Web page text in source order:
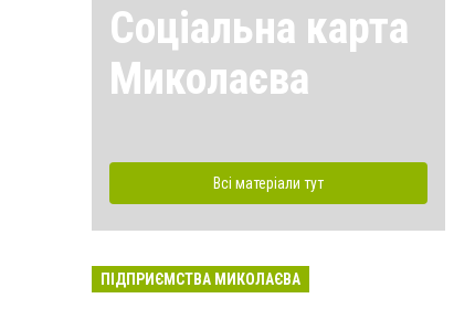
Соціальна карта
Миколаєва
Всі матеріали тут
ПІДПРИЄМСТВА МИКОЛАЄВА